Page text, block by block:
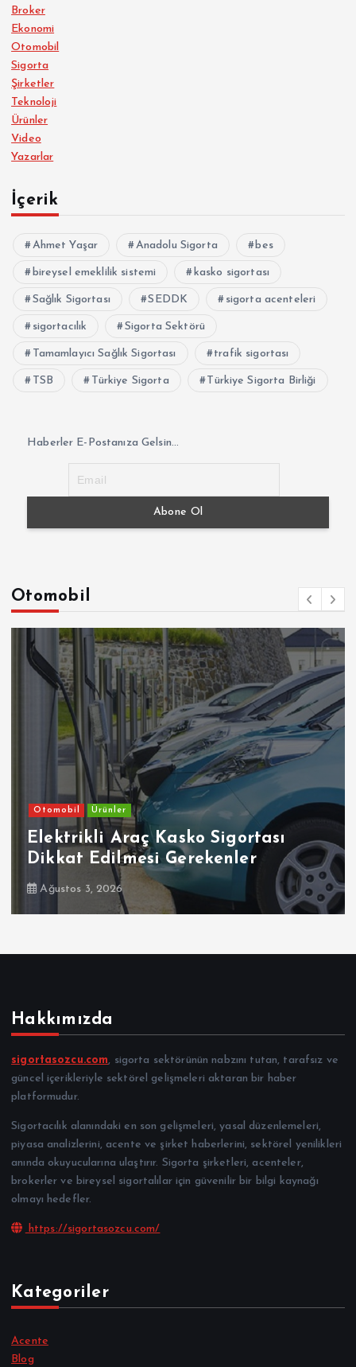
Broker
Ekonomi
Otomobil
Sigorta
Şirketler
Teknoloji
Ürünler
Video
Yazarlar
İçerik
Ahmet Yaşar Anadolu Sigorta bes
bireysel emeklilik sistemi kasko sigortası
Sağlık Sigortası SEDDK sigorta acenteleri
sigortacılık Sigorta Sektörü
Tamamlayıcı Sağlık Sigortası trafik sigortası
TSB Türkiye Sigorta Türkiye Sigorta Birliği
Haberler E-Postanıza Gelsin...
Otomobil
Otomobil Ürünler
Elektrikli Araç Kasko Sigortası
Dikkat Edilmesi Gerekenler
Ağustos 3, 2026
Hakkımızda
sigortasozcu.com, sigorta sektörünün nabzını tutan, tarafsız ve
güncel içerikleriyle sektörel gelişmeleri aktaran bir haber
platformudur.
Sigortacılık alanındaki en son gelişmeleri, yasal düzenlemeleri,
piyasa analizlerini, acente ve şirket haberlerini, sektörel yenilikleri
anında okuyucularına ulaştırır. Sigorta şirketleri, acenteler,
brokerler ve bireysel sigortalılar için güvenilir bir bilgi kaynağı
olmayı hedefler.
https://sigortasozcu.com/
Kategoriler
Acente
Blog